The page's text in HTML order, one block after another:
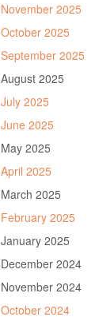
November 2025
October 2025
September 2025
August 2025
July 2025
June 2025
May 2025
April 2025
March 2025
February 2025
January 2025
December 2024
November 2024
October 2024